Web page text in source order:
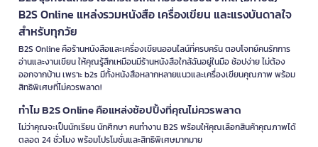
B2S Online แหล่งรวมหนังสือ เครื่องเขียน และแรงบันดาลใจ
สำหรับทุกวัย
B2S Online คือร้านหนังสือและเครื่องเขียนออนไลน์ที่ครบครัน ตอบโจทย์คนรักการ
อ่านและงานเขียน ให้คุณรู้สึกเหมือนมีร้านหนังสือใกล้ฉันอยู่ในมือ ช้อปง่าย ไม่ต้อง
ออกจากบ้าน เพราะ b2s มีทั้งหนังสือหลากหลายแนวและเครื่องเขียนคุณภาพ พร้อม
สิทธิพิเศษที่ไม่ควรพลาด!
ทำไม B2S Online คือแหล่งช้อปปิ้งที่คุณไม่ควรพลาด
ไม่ว่าคุณจะเป็นนักเรียน นักศึกษา คนทำงาน B2S พร้อมให้คุณเลือกสินค้าคุณภาพได้
ตลอด 24 ชั่วโมง พร้อมโปรโมชั่นและสิทธิพิเศษมากมาย